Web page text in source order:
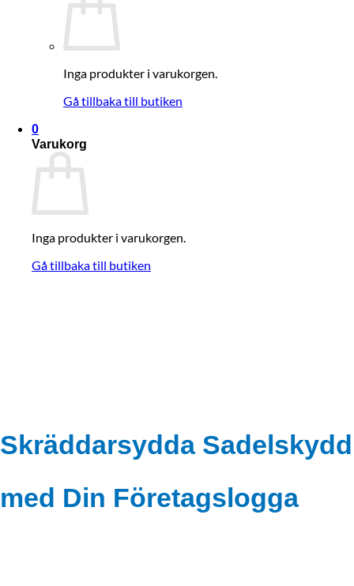
Inga produkter i varukorgen.
Gå tillbaka till butiken
0
Varukorg
Inga produkter i varukorgen.
Gå tillbaka till butiken
Skräddarsydda Sadelskydd
med Din Företagslogga